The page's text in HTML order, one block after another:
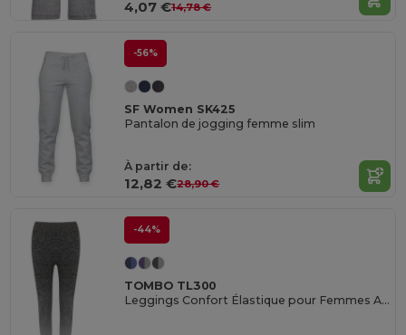
4,07 €14,78 €
-56%
SF Women SK425
Pantalon de jogging femme slim
À partir de:
12,82 €28,90 €
-44%
TOMBO TL300
Leggings Confort Élastique pour Femmes Actives